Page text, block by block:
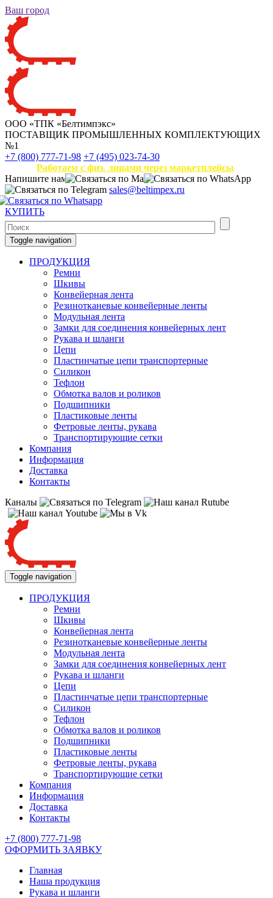
Ваш город
ООО «ТПК «Белтимпэкс»
ПОСТАВЩИК ПРОМЫШЛЕННЫХ КОМПЛЕКТУЮЩИХ
№1
+7 (800) 777-71-98 +7 (495) 023-74-30
Работаем с физ. лицами через маркетплейсы
Напишите нам
sales@beltimpex.ru
КУПИТЬ
Toggle navigation
ПРОДУКЦИЯ
Ремни
Шкивы
Конвейерная лента
Резинотканевые конвейерные ленты
Модульная лента
Замки для соединения конвейерных лент
Рукава и шланги
Цепи
Пластинчатые цепи транспортерные
Силикон
Тефлон
Обмотка валов и роликов
Подшипники
Пластиковые ленты
Фетровые ленты, рукава
Транспортирующие сетки
Компания
Информация
Доставка
Контакты
Каналы
Toggle navigation
ПРОДУКЦИЯ
Ремни
Шкивы
Конвейерная лента
Резинотканевые конвейерные ленты
Модульная лента
Замки для соединения конвейерных лент
Рукава и шланги
Цепи
Пластинчатые цепи транспортерные
Силикон
Тефлон
Обмотка валов и роликов
Подшипники
Пластиковые ленты
Фетровые ленты, рукава
Транспортирующие сетки
Компания
Информация
Доставка
Контакты
+7 (800) 777-71-98
ОФОРМИТЬ ЗАЯВКУ
Главная
Наша продукция
Рукава и шланги